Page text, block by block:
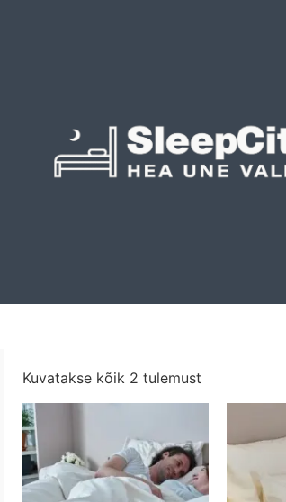
Kuvatakse kõik 2 tulemust